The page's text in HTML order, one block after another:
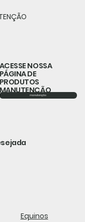
ACESSE NOSSA
PÁGINA DE
PRODUTOS
MANUTENÇÃO
manutenção
Equinos